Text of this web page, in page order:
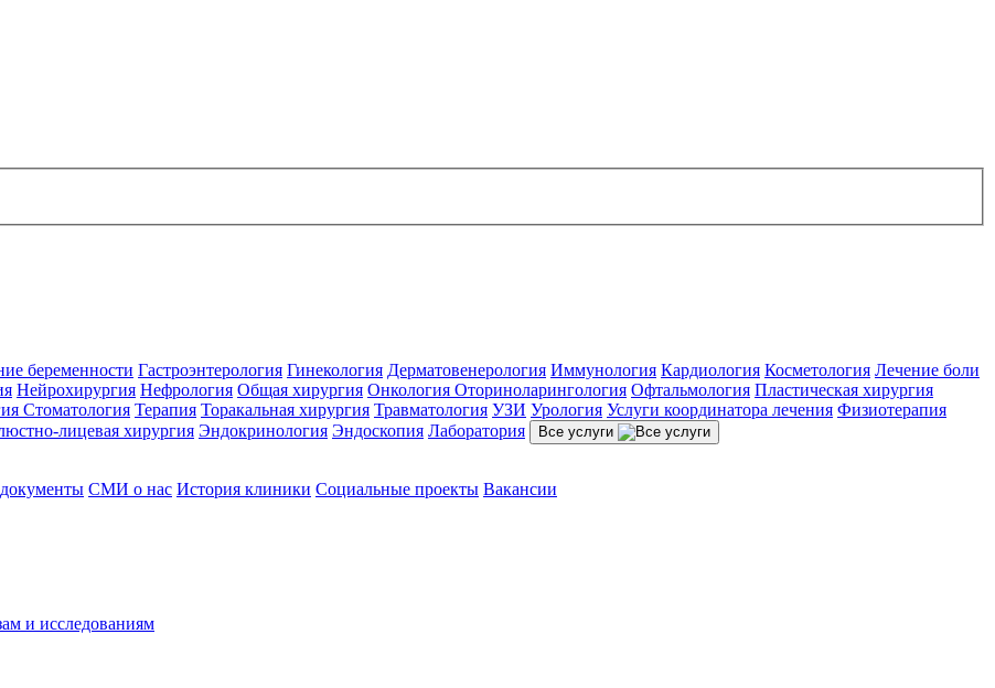
беременности Гастроэнтерология Гинекология Дерматовенерология Иммунология Кардиология Косметология Лечение боли
Нейрохирургия Нефрология Общая хирургия Онкология Оториноларингология Офтальмология Пластическая хирургия
Стоматология Терапия Торакальная хирургия Травматология УЗИ Урология Услуги координатора лечения Физиотерапия
лицевая хирургия Эндокринология Эндоскопия Лаборатория Все услуги
СМИ о нас История клиники Социальные проекты Вакансии
и исследованиям